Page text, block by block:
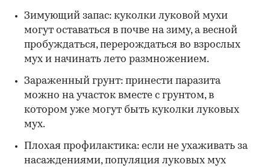
Зимующий запас: куколки луковой мухи
могут оставаться в почве на зиму, а весной
пробуждаться, перерождаться во взрослых
мух и начинать лето размножением.
Зараженный грунт: принести паразита
можно на участок вместе с грунтом, в
котором уже могут быть куколки луковых
мух.
Плохая профилактика: если не ухаживать за
насаждениями, популяция луковых мух